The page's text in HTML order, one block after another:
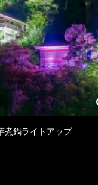
煮鍋ライトアップ